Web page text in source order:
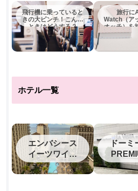
飛行機に乗っていると
きの大ピンチ！こんな
ときはどうする？
旅行に
Watch（ア
オッチ）を
ば十
ホテル一覧
エンバシース
イーツワイキ
キ2023
ドーミ
路（旧
タ釧